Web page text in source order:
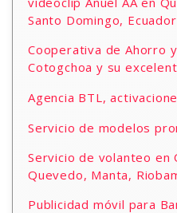
Santo Domingo, Ecuador
Cooperativa de Ahorro
Cotogchoa y su
Agencia BTL,
Servicio de modelos
Servicio de volanteo en
Quevedo, Manta,
Publicidad móvil para